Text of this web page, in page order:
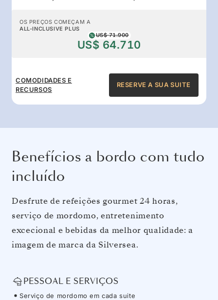
OS PREÇOS COMEÇAM A
ALL-INCLUSIVE PLUS
US$ 71.900
US$ 64.710
COMODIDADES E
RECURSOS
RESERVE A SUA SUITE
Benefícios a bordo com tudo
incluído
Desfrute de refeições gourmet 24 horas,
serviço de mordomo, entretenimento
excecional e bebidas da melhor qualidade: a
imagem de marca da Silversea.
PESSOAL E SERVIÇOS
Serviço de mordomo em cada suite